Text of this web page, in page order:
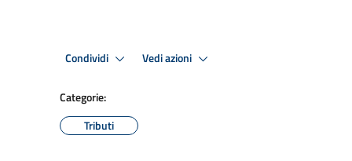
Condividi Vedi azioni
Categorie:
Tributi